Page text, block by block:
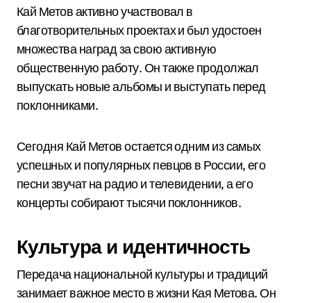
Кай Метов активно участвовал в
благотворительных проектах и был удостоен
множества наград за свою активную
общественную работу. Он также продолжал
выпускать новые альбомы и выступать перед
поклонниками.
Сегодня Кай Метов остается одним из самых
успешных и популярных певцов в России, его
песни звучат на радио и телевидении, а его
концерты собирают тысячи поклонников.
Культура и идентичность
Передача национальной культуры и традиций
занимает важное место в жизни Кая Метова. Он